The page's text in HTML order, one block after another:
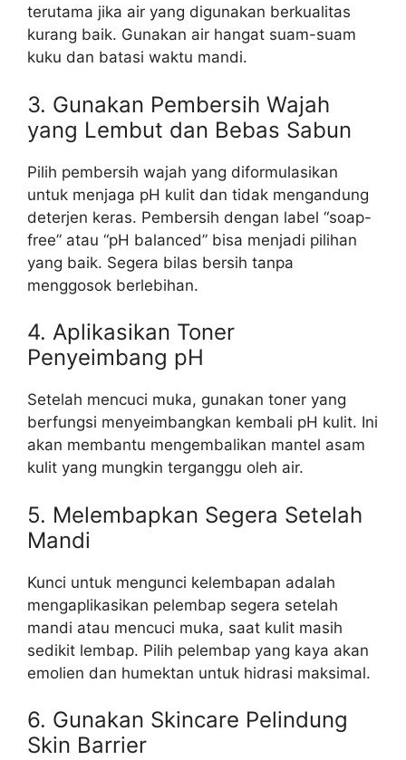
terutama jika air yang digunakan berkualitas
kurang baik. Gunakan air hangat suam-suam
kuku dan batasi waktu mandi.
3. Gunakan Pembersih Wajah
yang Lembut dan Bebas Sabun
Pilih pembersih wajah yang diformulasikan
untuk menjaga pH kulit dan tidak mengandung
deterjen keras. Pembersih dengan label “soap-
free” atau “pH balanced” bisa menjadi pilihan
yang baik. Segera bilas bersih tanpa
menggosok berlebihan.
4. Aplikasikan Toner
Penyeimbang pH
Setelah mencuci muka, gunakan toner yang
berfungsi menyeimbangkan kembali pH kulit. Ini
akan membantu mengembalikan mantel asam
kulit yang mungkin terganggu oleh air.
5. Melembapkan Segera Setelah
Mandi
Kunci untuk mengunci kelembapan adalah
mengaplikasikan pelembap segera setelah
mandi atau mencuci muka, saat kulit masih
sedikit lembap. Pilih pelembap yang kaya akan
emolien dan humektan untuk hidrasi maksimal.
6. Gunakan Skincare Pelindung
Skin Barrier